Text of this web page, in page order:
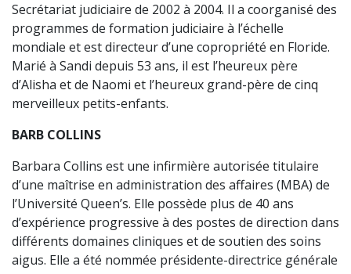
Secrétariat judiciaire de 2002 à 2004. Il a coorganisé des
programmes de formation judiciaire à l’échelle
mondiale et est directeur d’une copropriété en Floride.
Marié à Sandi depuis 53 ans, il est l’heureux père
d’Alisha et de Naomi et l’heureux grand-père de cinq
merveilleux petits-enfants.
BARB COLLINS
Barbara Collins est une infirmière autorisée titulaire
d’une maîtrise en administration des affaires (MBA) de
l’Université Queen’s. Elle possède plus de 40 ans
d’expérience progressive à des postes de direction dans
différents domaines cliniques et de soutien des soins
aigus. Elle a été nommée présidente-directrice générale